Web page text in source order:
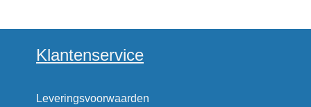
Klantenservice
Leveringsvoorwaarden